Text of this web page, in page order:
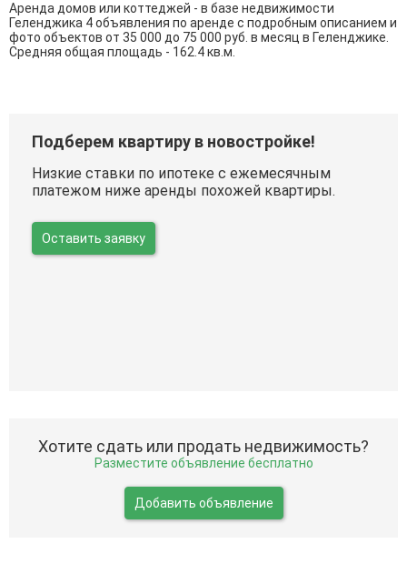
Аренда домов или коттеджей - в базе недвижимости
Геленджика 4 объявления по аренде с подробным описанием и
фото объектов от 35 000 до 75 000 руб. в месяц в Геленджике.
Средняя общая площадь - 162.4 кв.м.
Подберем квартиру в новостройке!
Низкие ставки по ипотеке с ежемесячным
платежом ниже аренды похожей квартиры.
Оставить заявку
Хотите сдать или продать недвижимость?
Разместите объявление бесплатно
Добавить объявление